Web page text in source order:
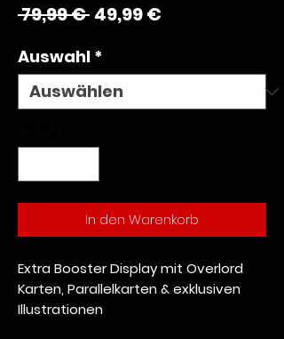
79,99 € Standardpreis
49,99 €
Auswahl *
In den Warenkorb
Extra Booster Display mit Overlord
Karten, Parallelkarten & exklusiven
Illustrationen